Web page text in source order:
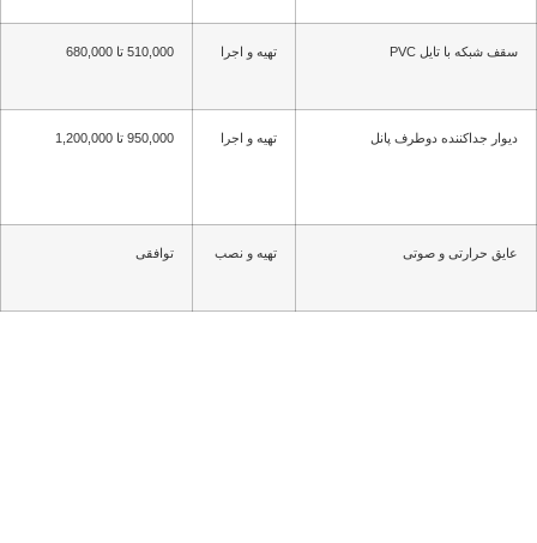
سقف شبکه با تایل PVC تهیه و اجرا 510,000 تا 680,000
دیوار جداکننده دوطرف پانل تهیه و اجرا 950,000 تا 1,200,000
عایق حرارتی و صوتی تهیه و نصب توافقی